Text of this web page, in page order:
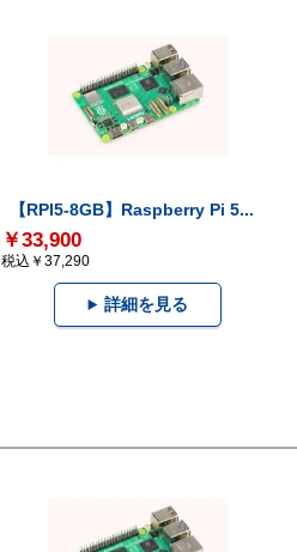
【RPI5-8GB】Raspberry Pi 5...
￥33,900
税込￥37,290
詳細を見る